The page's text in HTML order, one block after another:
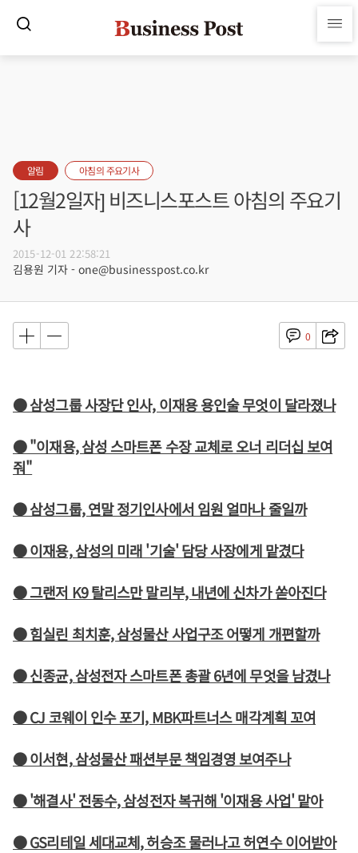
알림 아침의 주요기사
[12월2일자] 비즈니스포스트 아침의 주요기
사
2015-12-01 22:58:21
김용원 기자 - one@businesspost.co.kr
0
● 삼성그룹 사장단 인사, 이재용 용인술 무엇이 달라졌나
● "이재용, 삼성 스마트폰 수장 교체로 오너 리더십 보여
줘"
● 삼성그룹, 연말 정기인사에서 임원 얼마나 줄일까
● 이재용, 삼성의 미래 '기술' 담당 사장에게 맡겼다
● 그랜저 K9 탈리스만 말리부, 내년에 신차가 쏟아진다
● 힘실린 최치훈, 삼성물산 사업구조 어떻게 개편할까
● 신종균, 삼성전자 스마트폰 총괄 6년에 무엇을 남겼나
● CJ 코웨이 인수 포기, MBK파트너스 매각계획 꼬여
● 이서현, 삼성물산 패션부문 책임경영 보여주나
● '해결사' 전동수, 삼성전자 복귀해 '이재용 사업' 맡아
● GS리테일 세대교체, 허승조 물러나고 허연수 이어받아